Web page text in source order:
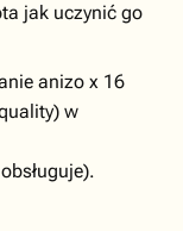
jak uczynić go
anizo x 16
w